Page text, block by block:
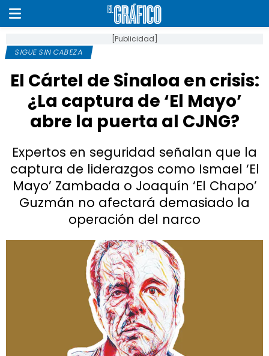
[Publicidad]
SIGUE SIN CABEZA
El Cártel de Sinaloa en crisis:
¿La captura de ‘El Mayo’
abre la puerta al CJNG?
Expertos en seguridad señalan que la
captura de liderazgos como Ismael ‘El
Mayo’ Zambada o Joaquín ‘El Chapo’
Guzmán no afectará demasiado la
operación del narco